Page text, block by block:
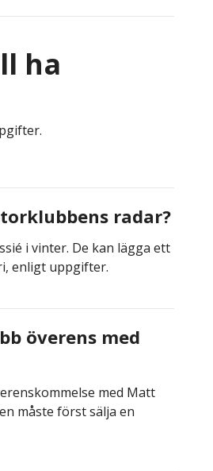
ha
radar?
i vinter. De kan lägga ett
enligt uppgifter.
överens med
med Matt
måste först sälja en